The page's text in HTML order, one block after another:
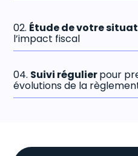
02. Étude de votre
l’impact fiscal
04. Suivi régulierpour
évolutions de la